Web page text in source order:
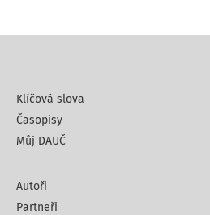
Klíčová slova
Časopisy
Můj DAUČ
Autoři
Partneři